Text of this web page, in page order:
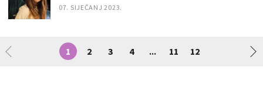
07. SIJEČANJ 2023.
1 2 3 4 ... 11 12